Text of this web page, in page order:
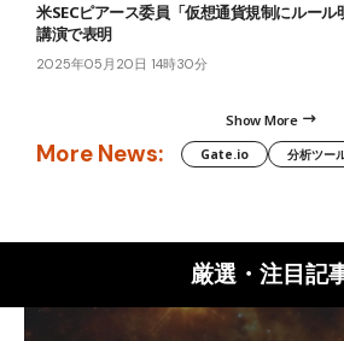
米SECピアース委員「仮想通貨規制にルー
講演で表明
2025年05月20日 14時30分
Show More
More News: Gate.io 分析ツー
厳選・注目記